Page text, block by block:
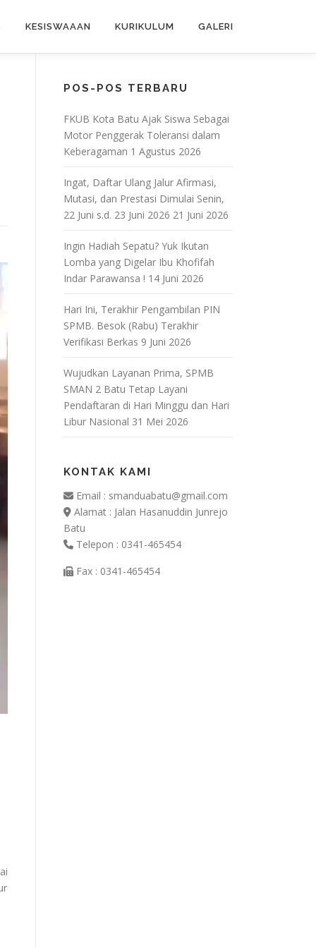
KESISWAAAN KURIKULUM GALERI
POS-POS TERBARU
FKUB Kota Batu Ajak Siswa Sebagai
Motor Penggerak Toleransi dalam
Keberagaman 1 Agustus 2026
Ingat, Daftar Ulang Jalur Afirmasi,
Mutasi, dan Prestasi Dimulai Senin,
22 Juni s.d. 23 Juni 2026 21 Juni 2026
Ingin Hadiah Sepatu? Yuk Ikutan
Lomba yang Digelar Ibu Khofifah
Indar Parawansa ! 14 Juni 2026
Hari Ini, Terakhir Pengambilan PIN
SPMB. Besok (Rabu) Terakhir
Verifikasi Berkas 9 Juni 2026
Wujudkan Layanan Prima, SPMB
SMAN 2 Batu Tetap Layani
Pendaftaran di Hari Minggu dan Hari
Libur Nasional 31 Mei 2026
KONTAK KAMI
Email : smanduabatu@gmail.com
Alamat : Jalan Hasanuddin Junrejo
Batu
Telepon : 0341-465454
Fax : 0341-465454